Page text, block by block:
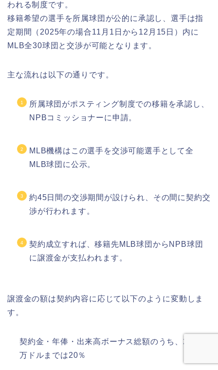
われる制度です。
移籍希望の選手を所属球団が公的に承認し、選手は指
定期間（2025年の場合11月1日から12月15日）内に
MLB全30球団と交渉が可能となります。
主な流れは以下の通りです。
所属球団がポスティング制度での移籍を承認し、
NPBコミッショナーに申請。
MLB機構はこの選手を交渉可能選手として全
MLB球団に公示。
約45日間の交渉期間が設けられ、その間に契約交
渉が行われます。
契約成立すれば、移籍先MLB球団からNPB球団
に譲渡金が支払われます。
譲渡金の額は契約内容に応じて以下のように変動しま
す。
契約金・年俸・出来高ボーナス総額のうち、2,500
万ドルまでは20％